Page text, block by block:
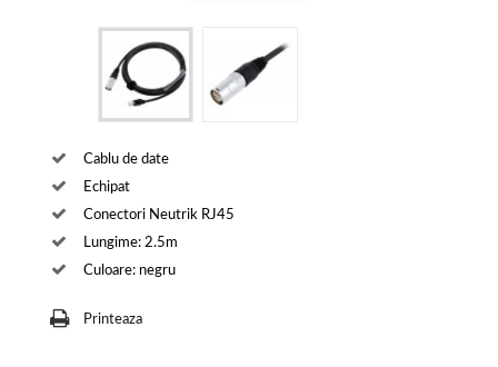
Cablu de date
Echipat
Conectori Neutrik RJ45
Lungime: 2.5m
Culoare: negru
Printeaza